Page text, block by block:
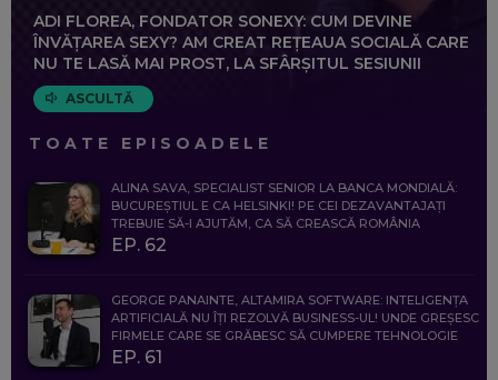
ADI FLOREA, FONDATOR SONEXY: CUM DEVINE
ÎNVĂȚAREA SEXY? AM CREAT REȚEAUA SOCIALĂ CARE
NU TE LASĂ MAI PROST, LA SFÂRȘITUL SESIUNII
ASCULTĂ
TOATE EPISOADELE
ALINA SAVA, SPECIALIST SENIOR LA BANCA MONDIALĂ:
BUCUREȘTIUL E CA HELSINKI! PE CEI DEZAVANTAJAȚI
TREBUIE SĂ-I AJUTĂM, CA SĂ CREASCĂ ROMÂNIA
EP. 62
GEORGE PANAINTE, ALTAMIRA SOFTWARE: INTELIGENȚA
ARTIFICIALĂ NU ÎȚI REZOLVĂ BUSINESS-UL! UNDE GREȘESC
FIRMELE CARE SE GRĂBESC SĂ CUMPERE TEHNOLOGIE
EP. 61